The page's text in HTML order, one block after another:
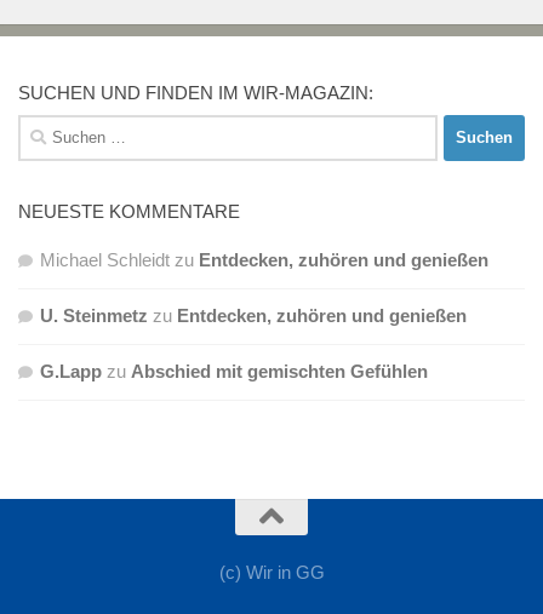
SUCHEN UND FINDEN IM WIR-MAGAZIN:
Suchen
nach:
NEUESTE KOMMENTARE
Michael Schleidt zu Entdecken, zuhören und genießen
U. Steinmetz zu Entdecken, zuhören und genießen
G.Lapp zu Abschied mit gemischten Gefühlen
(c) Wir in GG